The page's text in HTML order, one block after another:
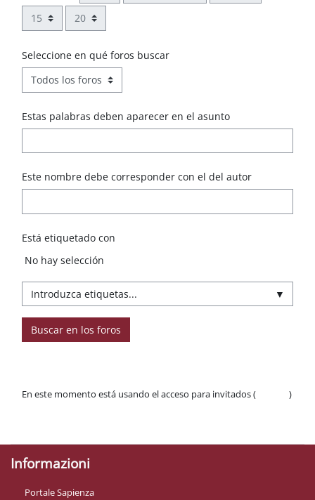
Hora Minuto
Seleccione en qué foros buscar
Estas palabras deben aparecer en el asunto
Este nombre debe corresponder con el del autor
Está etiquetado con
Ítems seleccioandos:
No hay selección
▼
Buscar en los foros
En este momento está usando el acceso para invitados (
)
Informazioni
Portale Sapienza